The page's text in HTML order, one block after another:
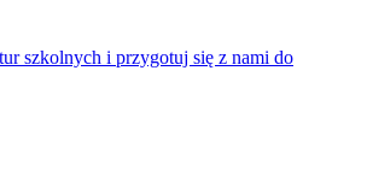
szkolnych i przygotuj się z nami do